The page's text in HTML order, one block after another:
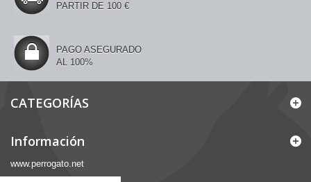
PARTIR DE 100 €
PAGO ASEGURADO
AL 100%
CATEGORÍAS
Información
www.perrogato.net